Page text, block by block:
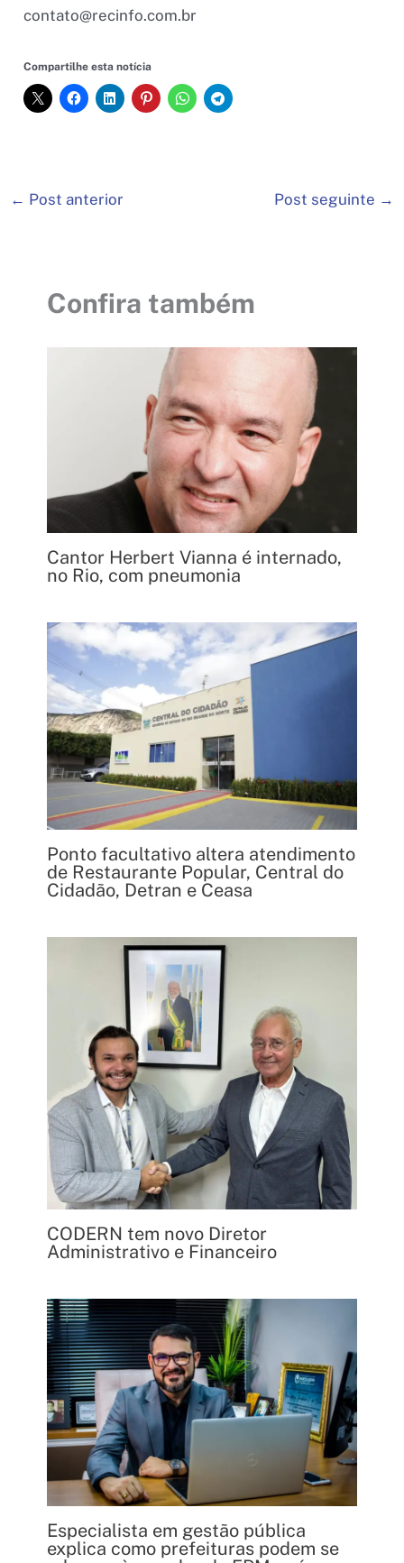
contato@recinfo.com.br
Compartilhe esta notícia
← Post anterior Post seguinte →
Confira também
Cantor Herbert Vianna é internado,
no Rio, com pneumonia
Ponto facultativo altera atendimento
de Restaurante Popular, Central do
Cidadão, Detran e Ceasa
CODERN tem novo Diretor
Administrativo e Financeiro
Especialista em gestão pública
explica como prefeituras podem se